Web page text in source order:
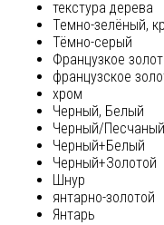
текстура дерева
Темно-зелёный,
Тёмно-серый
Французкое
французское
хром
Черный, Белый
Черный/Песчаный
Черный+Белый
Черный+Золотой
Шнур
янтарно-золотой
Янтарь